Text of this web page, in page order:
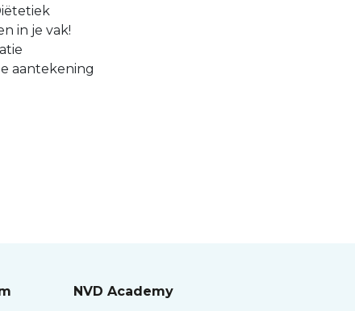
in je vak!
aantekening
NVD Academy